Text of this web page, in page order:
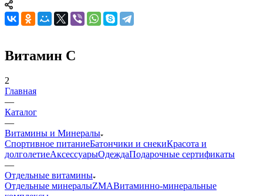
Витамин C
2
Главная
—
Каталог
—
Витамины и Минералы
Спортивное питаниеБатончики и снекиКрасота и
долголетиеАксессуарыОдеждаПодарочные сертификаты
—
Отдельные витамины
Отдельные минералыZMAВитаминно-минеральные